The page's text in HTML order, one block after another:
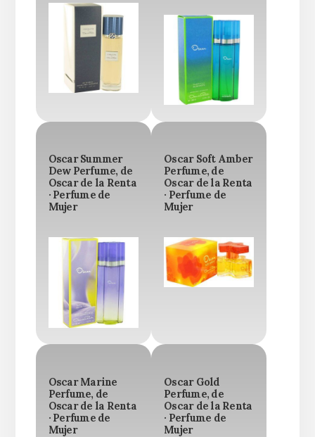
Oscar Summer
Dew Perfume, de
Oscar de la Renta
· Perfume de
Mujer
Oscar Soft Amber
Perfume, de
Oscar de la Renta
· Perfume de
Mujer
Oscar Marine
Perfume, de
Oscar de la Renta
· Perfume de
Mujer
Oscar Gold
Perfume, de
Oscar de la Renta
· Perfume de
Mujer